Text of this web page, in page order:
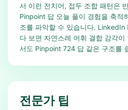
서 이런 전치어, 접두 조합 패턴은
Pinpoint 답 오늘 풀이 경험을 축적
조를 파악할 수 있습니다. LinkedIn
다 보면 자연스레 어휘 결합 감각이
서도 Pinpoint 724 답 같은 구조를
전문가 팁